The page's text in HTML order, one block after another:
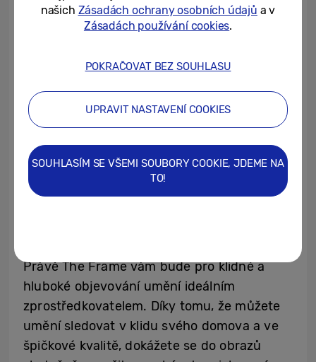
Právě The Frame vám bude pro klidné a
hluboké objevování umění ideálním
zprostředkovatelem. Díky tomu, že můžete
umění sledovat v klidu svého domova a ve
špičkové kvalitě, dokážete se do obrazů
našich Zásadách ochrany osobních údajů a v
Zásadách používání cookies.
POKRAČOVAT BEZ SOUHLASU
UPRAVIT NASTAVENÍ COOKIES
SOUHLASÍM SE VŠEMI SOUBORY COOKIE, JDEME NA
TO!